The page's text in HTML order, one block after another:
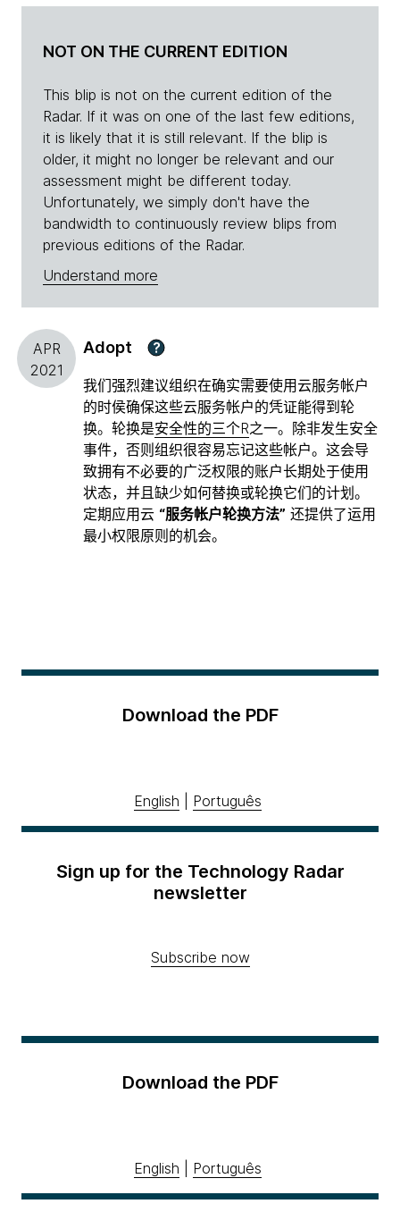
NOT ON THE CURRENT EDITION
This blip is not on the current edition of the
Radar. If it was on one of the last few editions,
it is likely that it is still relevant. If the blip is
older, it might no longer be relevant and our
assessment might be different today.
Unfortunately, we simply don't have the
bandwidth to continuously review blips from
previous editions of the Radar.
Understand more
APR
2021
Adopt ?
我们强烈建议组织在确实需要使用云服务帐户
的时侯确保这些云服务帐户的凭证能得到轮
换。轮换是安全性的三个R之一。除非发生安全
事件，否则组织很容易忘记这些帐户。这会导
致拥有不必要的广泛权限的账户长期处于使用
状态，并且缺少如何替换或轮换它们的计划。
定期应用云 “服务帐户轮换方法” 还提供了运用
最小权限原则的机会。
Download the PDF
English Português
Sign up for the Technology Radar
newsletter
Subscribe now
Download the PDF
English Português